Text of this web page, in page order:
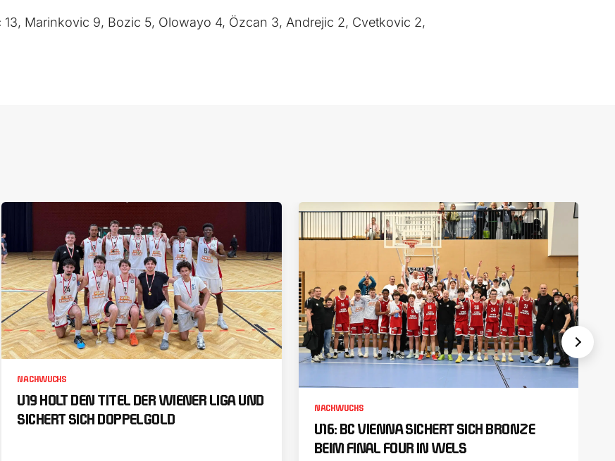
13, Marinkovic 9, Bozic 5, Olowayo 4, Özcan 3, Andrejic 2, Cvetkovic 2,
NACHWUCHS
U19 HOLT DEN TITEL DER WIENER LIGA UND
SICHERT SICH DOPPELGOLD
NACHWUCHS
U16: BC VIENNA SICHERT SICH BRONZE
BEIM FINAL FOUR IN WELS